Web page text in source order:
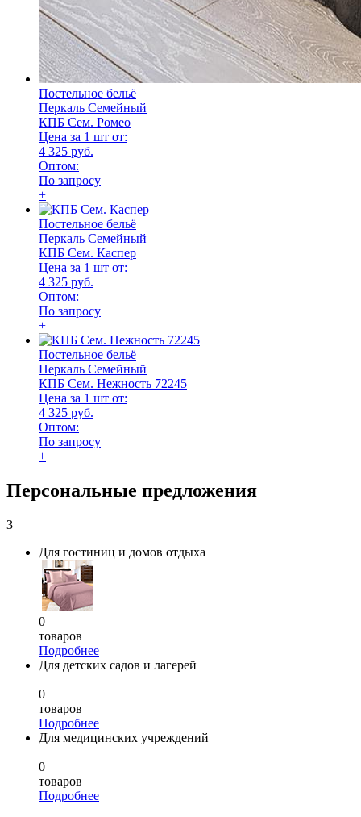
Постельное бельё
Перкаль Семейный
КПБ Сем. Ромео
Цена за 1 шт от:
4 325 руб.
Оптом:
По запросу
+
Постельное бельё
Перкаль Семейный
КПБ Сем. Каспер
Цена за 1 шт от:
4 325 руб.
Оптом:
По запросу
+
Постельное бельё
Перкаль Семейный
КПБ Сем. Нежность 72245
Цена за 1 шт от:
4 325 руб.
Оптом:
По запросу
+
Персональные предложения
3
Для гостиниц и домов отдыха
0
товаров
Подробнее
Для детских садов и лагерей
0
товаров
Подробнее
Для медицинских учреждений
0
товаров
Подробнее